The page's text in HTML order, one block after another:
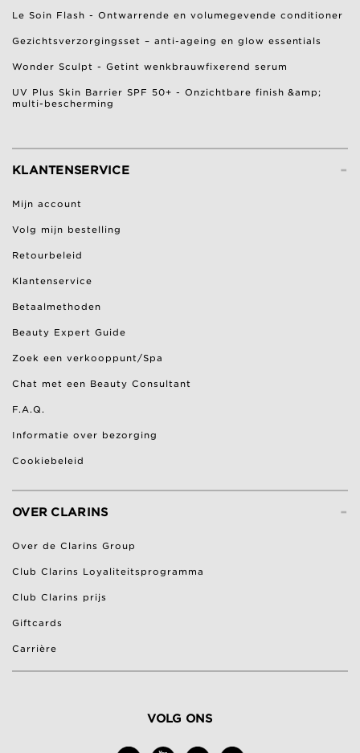
Le Soin Flash - Ontwarrende en volumegevende conditioner
Gezichtsverzorgingsset – anti-ageing en glow essentials
Wonder Sculpt - Getint wenkbrauwfixerend serum
UV Plus Skin Barrier SPF 50+ - Onzichtbare finish &amp;
multi-bescherming
-
KLANTENSERVICE
Mijn account
Volg mijn bestelling
Retourbeleid
Klantenservice
Betaalmethoden
Beauty Expert Guide
Zoek een verkooppunt/Spa
Chat met een Beauty Consultant
F.A.Q.
Informatie over bezorging
Cookiebeleid
-
OVER CLARINS
Over de Clarins Group
Club Clarins Loyaliteitsprogramma
Club Clarins prijs
Giftcards
Carrière
VOLG ONS